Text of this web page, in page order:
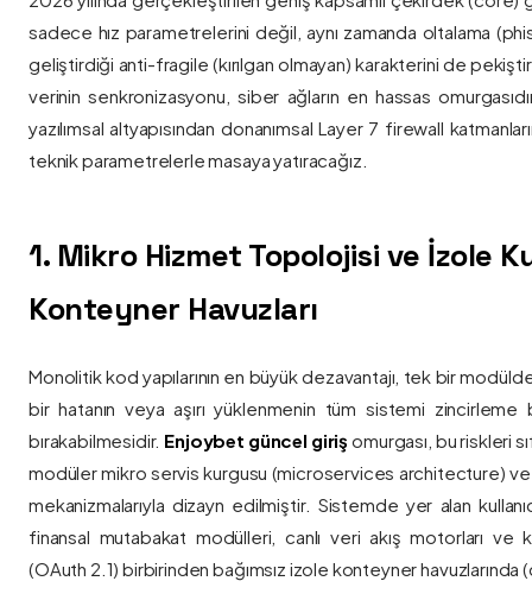
sadece hız parametrelerini değil, aynı zamanda oltalama
geliştirdiği anti-fragile (kırılgan olmayan) karakterini de
verinin senkronizasyonu, siber ağların en hassas
yazılımsal altyapısından donanımsal Layer 7 firewall
teknik parametrelerle masaya yatıracağız.
1. Mikro Hizmet Topolojisi ve İzole
Konteyner Havuzları
Monolitik kod yapılarının en büyük dezavantajı, tek bir
bir hatanın veya aşırı yüklenmenin tüm sistemi zincirleme
bırakabilmesidir. Enjoybet güncel giriş omurgası, bu riskleri
modüler mikro servis kurgusu (microservices architecture)
mekanizmalarıyla dizayn edilmiştir. Sistemde yer alan
finansal mutabakat modülleri, canlı veri akış motorları ve
(OAuth 2.1) birbirinden bağımsız izole konteyner havuzlarında